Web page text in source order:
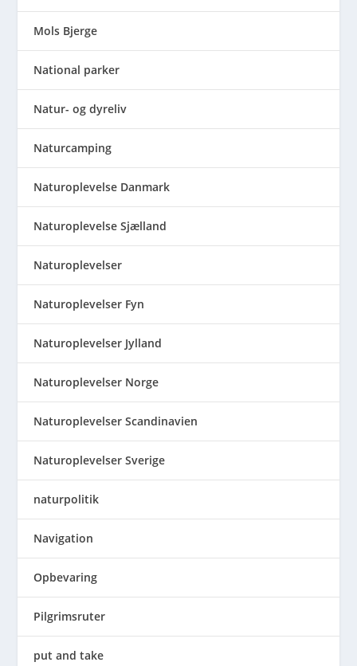
Mols Bjerge
National parker
Natur- og dyreliv
Naturcamping
Naturoplevelse Danmark
Naturoplevelse Sjælland
Naturoplevelser
Naturoplevelser Fyn
Naturoplevelser Jylland
Naturoplevelser Norge
Naturoplevelser Scandinavien
Naturoplevelser Sverige
naturpolitik
Navigation
Opbevaring
Pilgrimsruter
put and take